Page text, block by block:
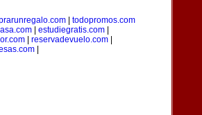
todopromos.com
| estudiegratis.com|
| reservadevuelo.com|